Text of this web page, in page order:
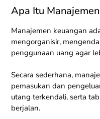
Apa Itu
Manajemen keuangan
mengorganisir,
penggunaan uang agar
Secara sederhana,
pemasukan dan
utang terkendali, serta
berjalan.